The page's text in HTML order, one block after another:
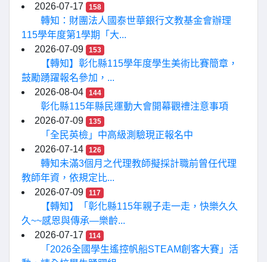
2026-07-17 158
轉知：財團法人國泰世華銀行文教基金會辦理
115學年度第1學期「大...
2026-07-09
153
【轉知】彰化縣115學年度學生美術比賽簡章，
鼓勵踴躍報名參加，...
2026-08-04
144
彰化縣115年縣民運動大會開幕觀禮注意事項
2026-07-09
135
「全民英檢」中高級測驗現正報名中
2026-07-14
126
轉知未滿3個月之代理教師擬採計職前曾任代理
教師年資，依規定比...
2026-07-09
117
【轉知】「彰化縣115年親子走一走，快樂久久
久~~感恩與傳承—樂齡...
2026-07-17
114
「2026全國學生遙控帆船STEAM創客大賽」活